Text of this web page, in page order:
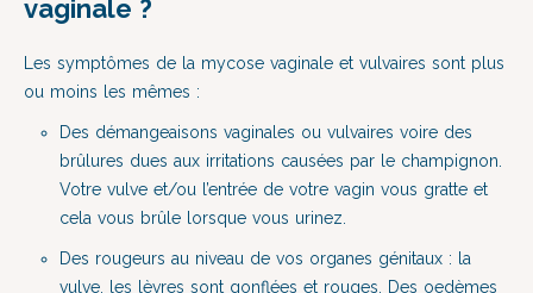
vaginale ?
Les symptômes de la mycose vaginale et vulvaires sont plus
ou moins les mêmes :
Des démangeaisons vaginales ou vulvaires voire des
brûlures dues aux irritations causées par le champignon.
Votre vulve et/ou l’entrée de votre vagin vous gratte et
cela vous brûle lorsque vous urinez.
Des rougeurs au niveau de vos organes génitaux : la
vulve, les lèvres sont gonflées et rouges. Des oedèmes